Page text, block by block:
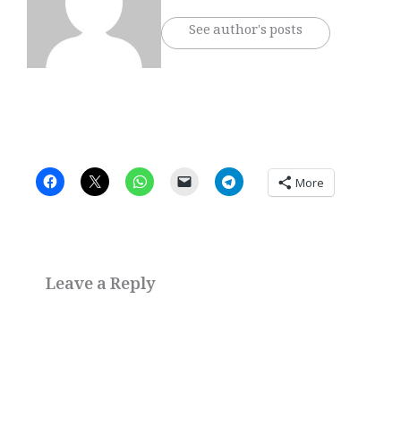
See author's posts
More
Leave a Reply